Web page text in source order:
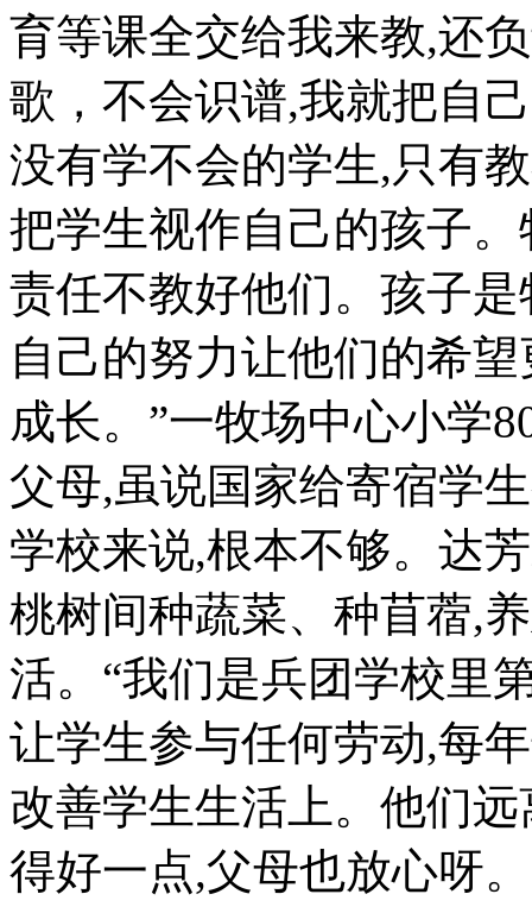
育等课全交给我来教,还
歌，不会识谱,我就把自
没有学不会的学生,只有
把学生视作自己的孩子
责任不教好他们。孩子
自己的努力让他们的希
成长。”一牧场中心小学
父母,虽说国家给寄宿学
学校来说,根本不够。达
桃树间种蔬菜、种苜蓿,
活。“我们是兵团学校里
让学生参与任何劳动,每
改善学生生活上。他们
得好一点,父母也放心呀